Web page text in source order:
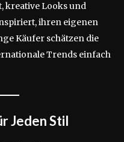
kreative Looks und
ihren eigenen
Käufer schätzen die
Trends einfach
Jeden Stil